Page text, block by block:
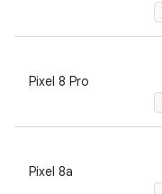
Pixel 8 Pro
Pixel 8a